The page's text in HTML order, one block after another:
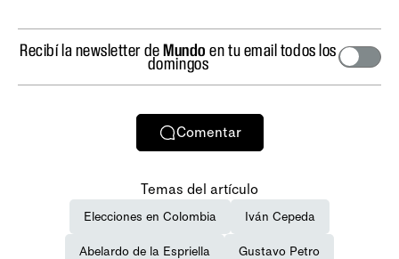
Recibí la newsletter deMundo en tu email todos los
domingos
Comentar
Temas del artículo
Elecciones en Colombia Iván Cepeda
Abelardo de la Espriella Gustavo Petro